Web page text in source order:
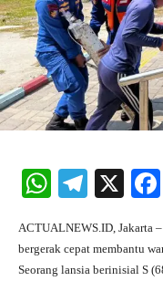
W
ts
A
Te
gr
a
X
ACTUALNEWS.ID, Jakarta
bergerak cepat membantu
Seorang lansia berinisial S